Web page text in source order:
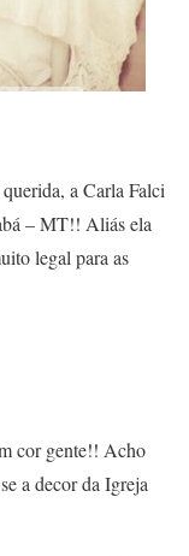
a Carla Falci
– MT!! Aliás ela
legal para as
cor gente!! Acho
a decor da Igreja